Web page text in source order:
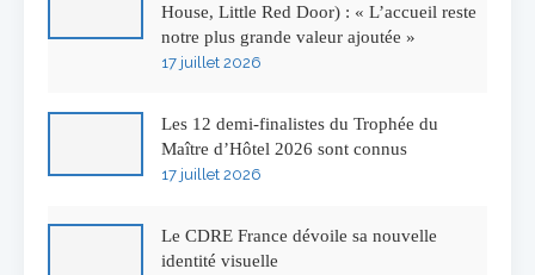
House, Little Red Door) : « L’accueil reste
notre plus grande valeur ajoutée »
17 juillet 2026
Les 12 demi-finalistes du Trophée du
Maître d’Hôtel 2026 sont connus
17 juillet 2026
Le CDRE France dévoile sa nouvelle
identité visuelle